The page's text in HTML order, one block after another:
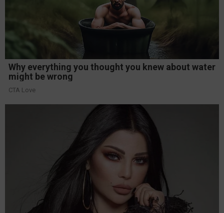
Why everything you thought you knew about water
might be wrong
CTA Love